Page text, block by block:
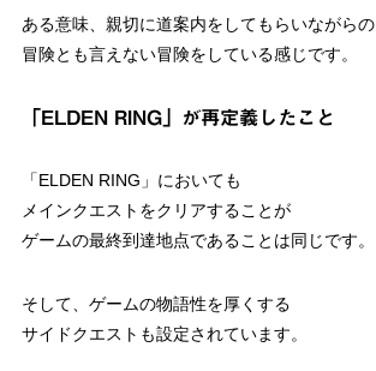
ある意味、親切に道案内をしてもらいながらの
冒険とも言えない冒険をしている感じです。
「ELDEN RING」が再定義したこと
「ELDEN RING」においても
メインクエストをクリアすることが
ゲームの最終到達地点であることは同じです。
そして、ゲームの物語性を厚くする
サイドクエストも設定されています。